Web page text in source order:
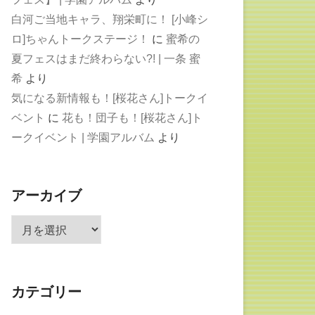
白河ご当地キャラ、翔栄町に！ [小峰シ
ロ]ちゃんトークステージ！
に 蜜希の
夏フェスはまだ終わらない?! | 一条 蜜
希 より
気になる新情報も！[桜花さん]トークイ
ベント に 花も！団子も！[桜花さん]ト
ークイベント | 学園アルバム より
アーカイブ
ー
カテゴリー